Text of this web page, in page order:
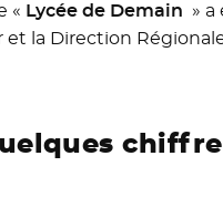
« Lycée de Demain » a
la Direction